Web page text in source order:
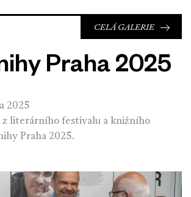
Praha 2025
2025
literárního festivalu a knižního
Praha 2025.
CELÁ GALERIE